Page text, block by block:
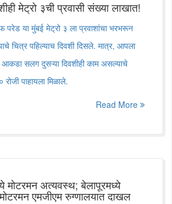
मेट्रो ३ची प्रवासी संख्या लाखात!
या मुंबई मेट्रो ३ ला प्रवाशांचा भरभरून
चित्र पहिल्याच दिवशी दिसले. मात्र, आपला
आकडा सलग दुसऱ्या दिवशीही काम असल्याचे
पाहायला मिळाले.
Read More
मोटरमन अत्यवस्थ; बेलापूरमध्ये
एमजीएम रुग्णालयात दाखल